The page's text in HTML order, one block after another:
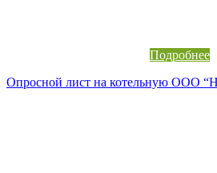
Подробнее
Опросной лист на котельную ООО